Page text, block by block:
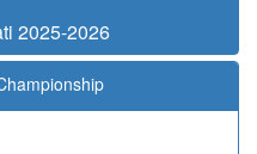
2025-2026